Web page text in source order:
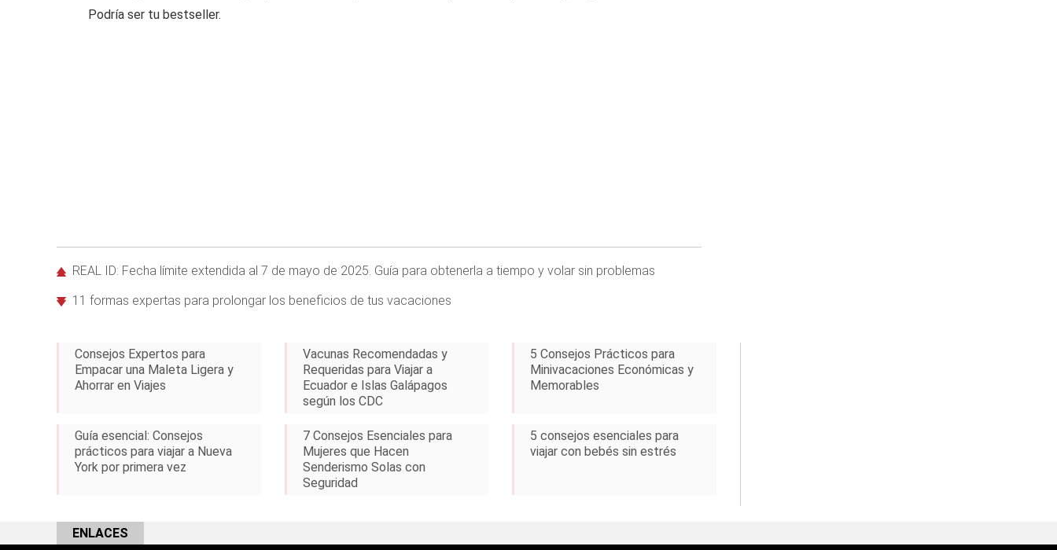
Podría ser tu bestseller.
REAL ID: Fecha límite extendida al 7 de mayo de 2025. Guía para obtenerla a tiempo y volar sin problemas
11 formas expertas para prolongar los beneficios de tus vacaciones
Consejos Expertos para
Empacar una Maleta Ligera y
Ahorrar en Viajes
Vacunas Recomendadas y
Requeridas para Viajar a
Ecuador e Islas Galápagos
según los CDC
5 Consejos Prácticos para
Minivacaciones Económicas y
Memorables
Guía esencial: Consejos
prácticos para viajar a Nueva
York por primera vez
7 Consejos Esenciales para
Mujeres que Hacen
Senderismo Solas con
Seguridad
5 consejos esenciales para
viajar con bebés sin estrés
ENLACES